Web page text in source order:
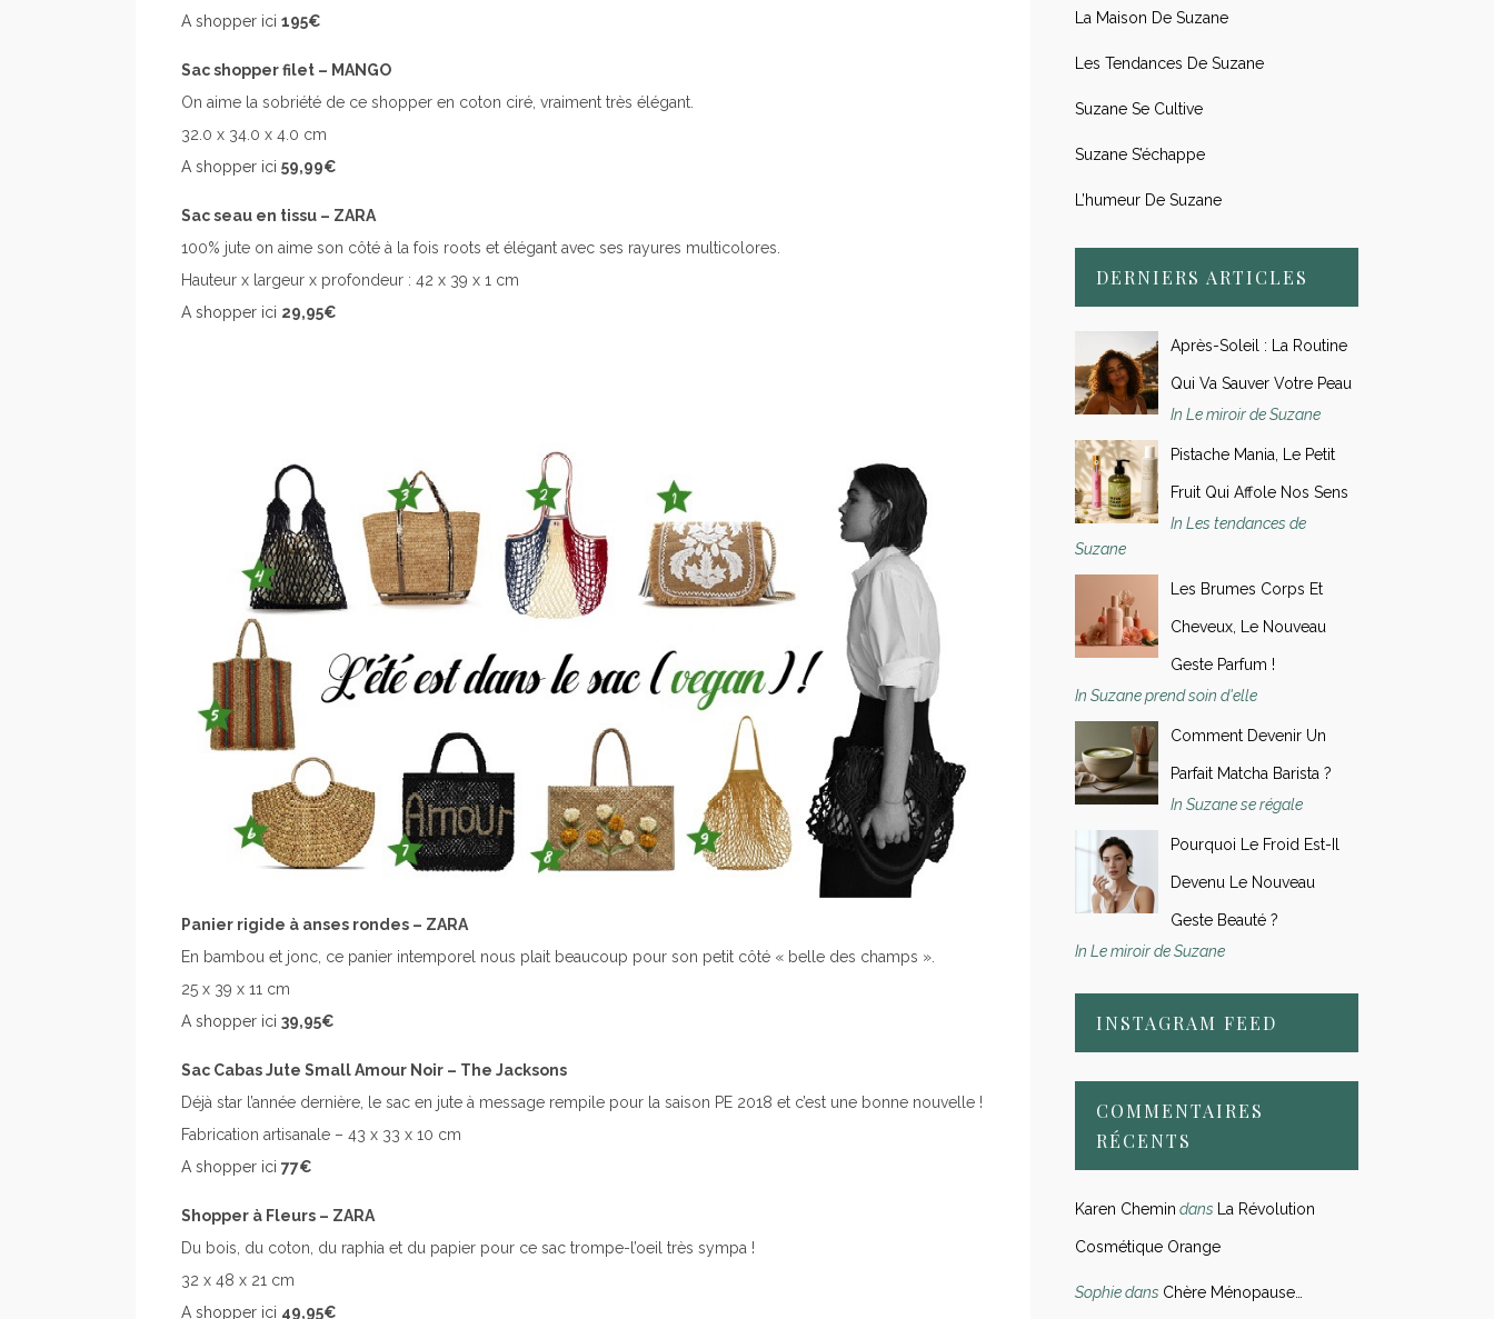
A shopper ici 195€
Sac shopper filet – MANGO
On aime la sobriété de ce shopper en coton ciré, vraiment très élégant.
32.0 x 34.0 x 4.0 cm
A shopper ici 59,99€
Sac seau en tissu – ZARA
100% jute on aime son côté à la fois roots et élégant avec ses rayures multicolores.
Hauteur x largeur x profondeur : 42 x 39 x 1 cm
A shopper ici 29,95€
Panier rigide à anses rondes – ZARA
En bambou et jonc, ce panier intemporel nous plait beaucoup pour son petit côté « belle des champs ».
25 x 39 x 11 cm
A shopper ici 39,95€
Sac Cabas Jute Small Amour Noir – The Jacksons
Déjà star l’année dernière, le sac en jute à message rempile pour la saison PE 2018 et c’est une bonne nouvelle !
Fabrication artisanale – 43 x 33 x 10 cm
A shopper ici 77€
Shopper à Fleurs – ZARA
Du bois, du coton, du raphia et du papier pour ce sac trompe-l’oeil très sympa !
32 x 48 x 21 cm
A shopper ici 49,95€
La Maison De Suzane
Les Tendances De Suzane
Suzane Se Cultive
Suzane S’échappe
L’humeur De Suzane
DERNIERS ARTICLES
Après-Soleil : La Routine
Qui Va Sauver Votre Peau
In Le miroir de Suzane
Pistache Mania, Le Petit
Fruit Qui Affole Nos Sens
In Les tendances de
Suzane
Les Brumes Corps Et
Cheveux, Le Nouveau
Geste Parfum !
In Suzane prend soin d'elle
Comment Devenir Un
Parfait Matcha Barista ?
In Suzane se régale
Pourquoi Le Froid Est-Il
Devenu Le Nouveau
Geste Beauté ?
In Le miroir de Suzane
INSTAGRAM FEED
COMMENTAIRES
RÉCENTS
Karen Chemin dans La Révolution
Cosmétique Orange
Sophiedans Chère Ménopause…